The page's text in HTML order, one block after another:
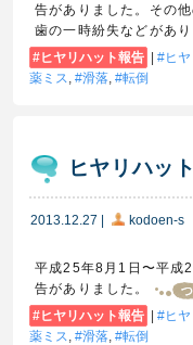
告がありました。その
歯の一時紛失などがあ
ヒヤリハット報告 | ヒ
薬ミス, 滑落, 転倒
ヒヤリハッ
2013.12.27 kodoen-s
平成25年8月1日〜平成
告がありました。
ヒヤリハット報告
ヒ
薬ミス, 滑落, 転倒